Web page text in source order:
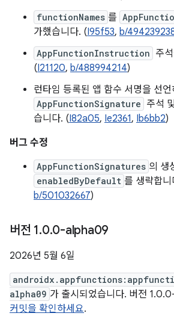
functionNames 를
가했습니다. (I95f53, b/
AppFunctionInstruction 주
(I21120, b/488994214)
런타임 등록된 앱 함수 서명을 선언
AppFunctionSignature 주석
습니다. (I82a05, Ie2361, Ib6bb2)
버그 수정
AppFunctionSignatures 의 생
enabledByDefault 를 생략합니
b/501032667)
버전 1.0.0-alpha09
2026년 5월 6일
alpha09 가 출시되었습니다. 버전
커밋을 확인하세요.